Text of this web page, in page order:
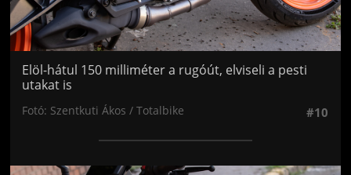
Elöl-hátul 150 milliméter a rugóút, elviseli a pesti
utakat is
Fotó: Szentkuti Ákos / Totalbike #10